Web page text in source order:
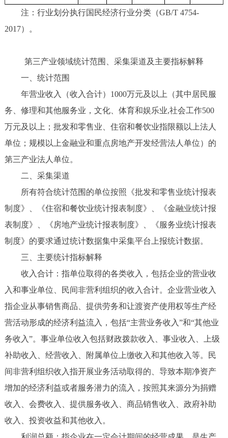
注：行业划分执行国民经济行业分类（GB/T 4754-
2017）。
第三产业领域统计范围、采集渠道及主要指标解释
一、统计范围
年营业收入（收入合计）1000万元及以上（其中居民服
务、修理和其他服务业，文化、体育和娱乐业,社会工作500
万元及以上；批发和零售业、住宿和餐饮业指限额以上法人
单位；规模以上金融业和重点房地产开发经营法人单位）的
第三产业法人单位。
二、采集渠道
所有符合统计范围的单位按照《批发和零售业统计报表
制度》、《住宿和餐饮业统计报表制度》、《金融业统计报
表制度》、《房地产业统计报表制度》、《服务业统计报表
制度》的要求通过统计数据集中采集平台上报统计数据。
三、主要统计指标解释
收入合计：指单位取得的各类收入，包括企业的营业收
入和事业单位、民间非营利组织的收入合计。企业营业收入
指企业从事销售商品、提供劳务和让渡资产使用权等生产经
营活动形成的经济利益流入，包括“主营业务收入”和“其他业
务收入”。事业单位收入包括财政拨款收入、事业收入、上级
补助收入、经营收入、附属单位上缴收入和其他收入等。民
间非营利组织收入指开展业务活动取得的、导致本期净资产
增加的经济利益或者服务潜力的流入，按照其来源分为捐赠
收入、会费收入、提供服务收入、商品销售收入、政府补助
收入、投资收益和其他收入。